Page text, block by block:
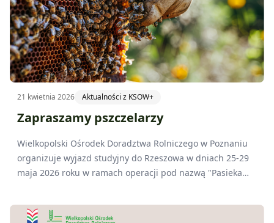
21 kwietnia 2026 Aktualności z KSOW+
Zapraszamy pszczelarzy
Wielkopolski Ośrodek Doradztwa Rolniczego w Poznaniu
organizuje wyjazd studyjny do Rzeszowa w dniach 25-29
maja 2026 roku w ramach operacji pod nazwą "Pasieka
rentowności małych gospodarstw pasiecznych".